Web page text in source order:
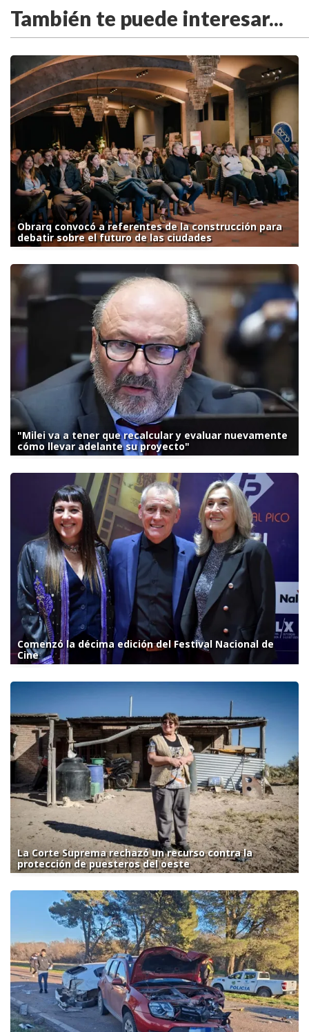
También te puede interesar...
Obrarq convocó a referentes de la construcción para
debatir sobre el futuro de las ciudades
"Milei va a tener que recalcular y evaluar nuevamente
cómo llevar adelante su proyecto"
Comenzó la décima edición del Festival Nacional de
Cine
La Corte Suprema rechazó un recurso contra la
protección de puesteros del oeste